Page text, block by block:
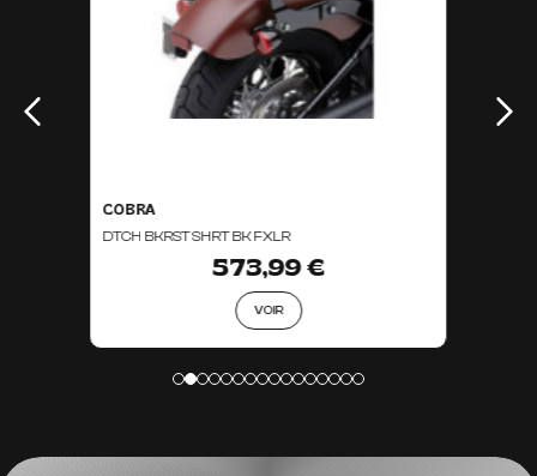
COBRA
DTCH BKRST SHRT BK FXLR
573,99 €
VOIR